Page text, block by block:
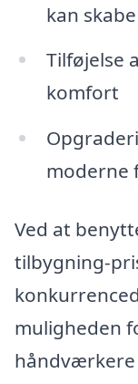
kan
Tilføjelse
komfort
moderne
Ved at
tilbygning-
muligheden
håndværkere